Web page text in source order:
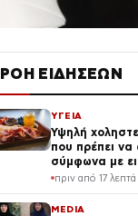
ΡΟΗ ΕΙΔΗΣΕΩΝ
ΥΓΕΙΑ
Υψηλή
που πρέπει να
σύμφωνα με
πριν από 17 λεπτά
MEDIA